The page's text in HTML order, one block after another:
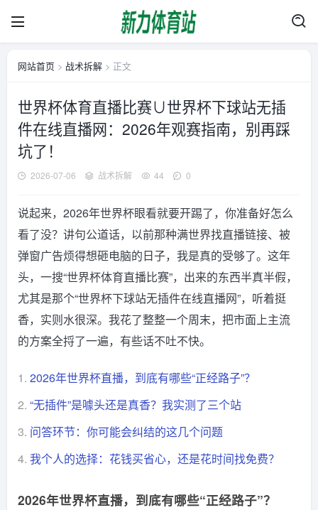
网站首页 > 战术拆解 > 正文
世界杯体育直播比赛∪世界杯下球站无插
件在线直播网：2026年观赛指南，别再踩
坑了！
2026-07-06 战术拆解 44 0
说起来，2026年世界杯眼看就要开踢了，你准备好怎么
看了没？讲句公道话，以前那种满世界找直播链接、被
弹窗广告烦得想砸电脑的日子，我是真的受够了。这年
头，一搜“世界杯体育直播比赛”，出来的东西半真半假，
尤其是那个“世界杯下球站无插件在线直播网”，听着挺
香，实则水很深。我花了整整一个周末，把市面上主流
的方案全捋了一遍，有些话不吐不快。
1. 2026年世界杯直播，到底有哪些“正经路子”？
2. “无插件”是噱头还是真香？我实测了三个站
3. 问答环节：你可能会纠结的这几个问题
4. 我个人的选择：花钱买省心，还是花时间找免费？
2026年世界杯直播，到底有哪些“正经路子”？